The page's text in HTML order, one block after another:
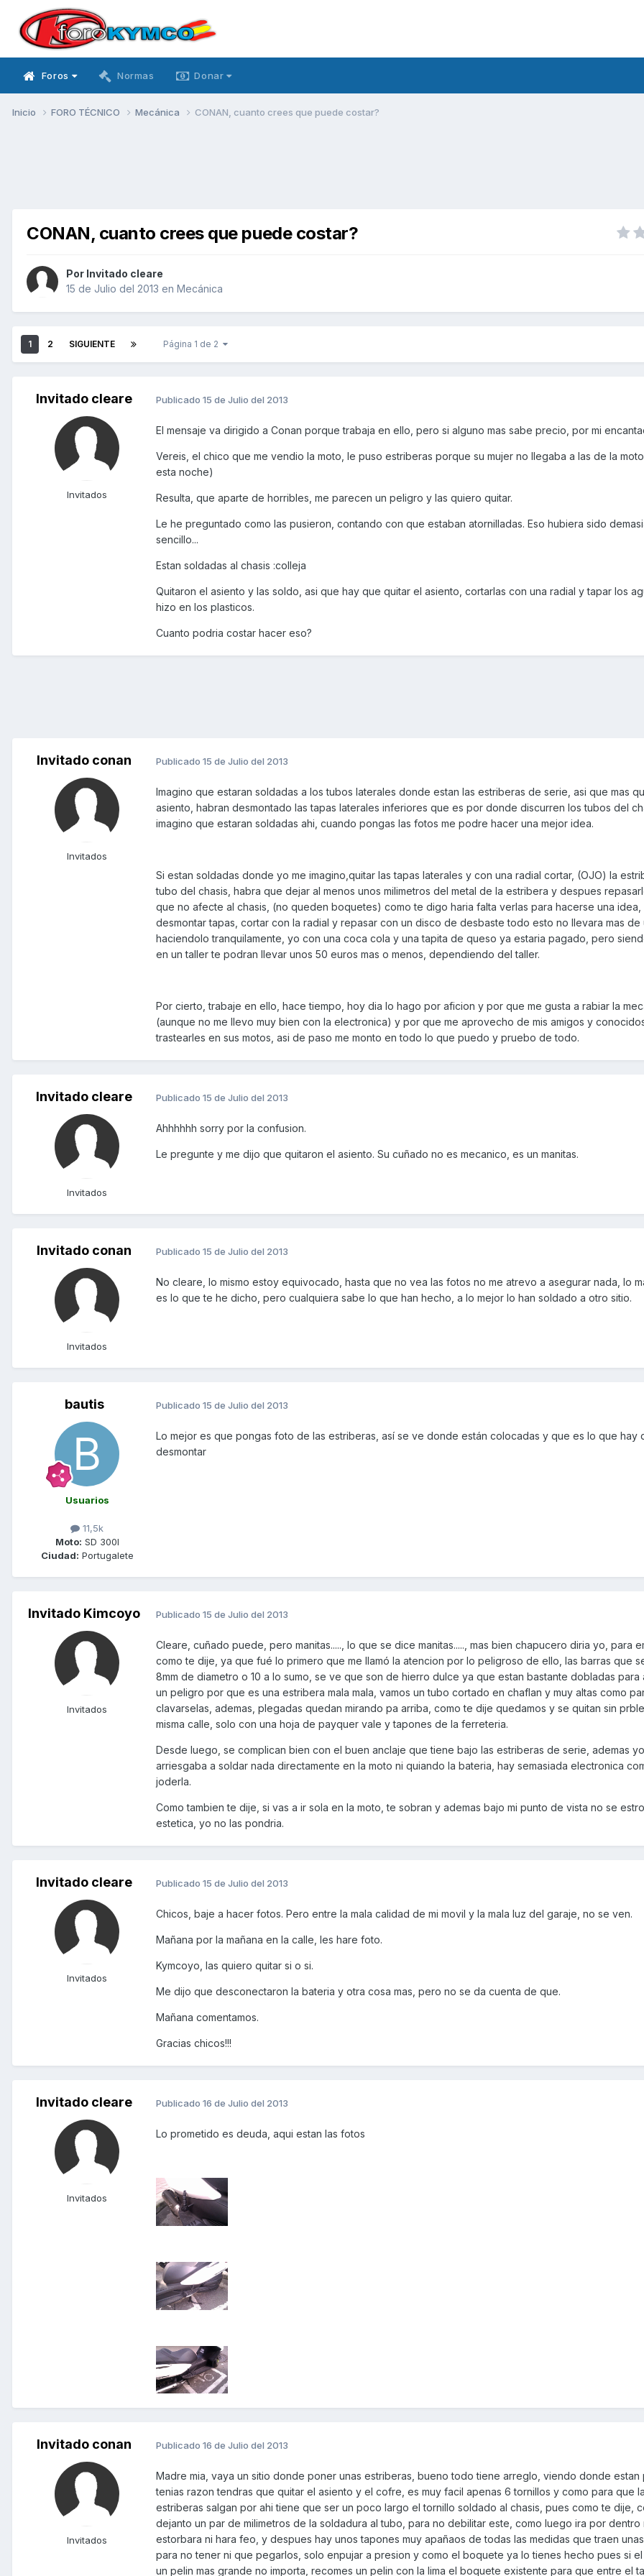
Foros Normas Donar
Inicio FORO TÉCNICO Mecánica CONAN, cuanto crees que puede costar?
CONAN, cuanto crees que puede costar?
Por Invitado cleare
15 de Julio del 2013 en Mecánica
1 2 SIGUIENTE Página 1 de 2
Invitado cleare
Invitados
Publicado 15 de Julio del 2013
El mensaje va dirigido a Conan porque trabaja en ello, pero si alguno mas sabe precio, por mi
Vereis, el chico que me vendio la moto, le puso estriberas porque su mujer no llegaba a las de la
esta noche)
Resulta, que aparte de horribles, me parecen un peligro y las quiero quitar.
Le he preguntado como las pusieron, contando con que estaban atornilladas. Eso hubiera sido
sencillo...
Estan soldadas al chasis :colleja
Quitaron el asiento y las soldo, asi que hay que quitar el asiento, cortarlas con una radial y tapar los
hizo en los plasticos.
Cuanto podria costar hacer eso?
Invitado conan
Invitados
Publicado 15 de Julio del 2013
Imagino que estaran soldadas a los tubos laterales donde estan las estriberas de serie, asi que mas
asiento, habran desmontado las tapas laterales inferiores que es por donde discurren los tubos del
imagino que estaran soldadas ahi, cuando pongas las fotos me podre hacer una mejor idea.
Si estan soldadas donde yo me imagino,quitar las tapas laterales y con una radial cortar, (OJO) la
tubo del chasis, habra que dejar al menos unos milimetros del metal de la estribera y despues
que no afecte al chasis, (no queden boquetes) como te digo haria falta verlas para hacerse una
desmontar tapas, cortar con la radial y repasar con un disco de desbaste todo esto no llevara mas de
haciendolo tranquilamente, yo con una coca cola y una tapita de queso ya estaria pagado, pero
en un taller te podran llevar unos 50 euros mas o menos, dependiendo del taller.
Por cierto, trabaje en ello, hace tiempo, hoy dia lo hago por aficion y por que me gusta a rabiar la
(aunque no me llevo muy bien con la electronica) y por que me aprovecho de mis amigos y
trastearles en sus motos, asi de paso me monto en todo lo que puedo y pruebo de todo.
Invitado cleare
Invitados
Publicado 15 de Julio del 2013
Ahhhhhh sorry por la confusion.
Le pregunte y me dijo que quitaron el asiento. Su cuñado no es mecanico, es un manitas.
Invitado conan
Invitados
Publicado 15 de Julio del 2013
No cleare, lo mismo estoy equivocado, hasta que no vea las fotos no me atrevo a asegurar nada, lo
es lo que te he dicho, pero cualquiera sabe lo que han hecho, a lo mejor lo han soldado a otro sitio.
bautis
Usuarios
11,5k
Moto: SD 300I
Ciudad: Portugalete
Publicado 15 de Julio del 2013
Lo mejor es que pongas foto de las estriberas, así se ve donde están colocadas y que es lo que hay
desmontar
Invitado Kimcoyo
Invitados
Publicado 15 de Julio del 2013
Cleare, cuñado puede, pero manitas....., lo que se dice manitas....., mas bien chapucero diria yo, para
como te dije, ya que fué lo primero que me llamó la atencion por lo peligroso de ello, las barras que
8mm de diametro o 10 a lo sumo, se ve que son de hierro dulce ya que estan bastante dobladas para
un peligro por que es una estribera mala mala, vamos un tubo cortado en chaflan y muy altas como
clavarselas, ademas, plegadas quedan mirando pa arriba, como te dije quedamos y se quitan sin
misma calle, solo con una hoja de payquer vale y tapones de la ferreteria.
Desde luego, se complican bien con el buen anclaje que tiene bajo las estriberas de serie, ademas
arriesgaba a soldar nada directamente en la moto ni quiando la bateria, hay semasiada electronica
joderla.
Como tambien te dije, si vas a ir sola en la moto, te sobran y ademas bajo mi punto de vista no se
estetica, yo no las pondria.
Invitado cleare
Invitados
Publicado 15 de Julio del 2013
Chicos, baje a hacer fotos. Pero entre la mala calidad de mi movil y la mala luz del garaje, no se ven.
Mañana por la mañana en la calle, les hare foto.
Kymcoyo, las quiero quitar si o si.
Me dijo que desconectaron la bateria y otra cosa mas, pero no se da cuenta de que.
Mañana comentamos.
Gracias chicos!!!
Invitado cleare
Invitados
Publicado 16 de Julio del 2013
Lo prometido es deuda, aqui estan las fotos
Invitado conan
Invitados
Publicado 16 de Julio del 2013
Madre mia, vaya un sitio donde poner unas estriberas, bueno todo tiene arreglo, viendo donde estan
tenias razon tendras que quitar el asiento y el cofre, es muy facil apenas 6 tornillos y como para que
estriberas salgan por ahi tiene que ser un poco largo el tornillo soldado al chasis, pues como te dije,
dejanto un par de milimetros de la soldadura al tubo, para no debilitar este, como luego ira por dentro
estorbara ni hara feo, y despues hay unos tapones muy apañaos de todas las medidas que traen
para no tener ni que pegarlos, solo enpujar a presion y como el boquete ya lo tienes hecho pues si
un pelin mas grande no importa, recomes un pelin con la lima el boquete existente para que entre el